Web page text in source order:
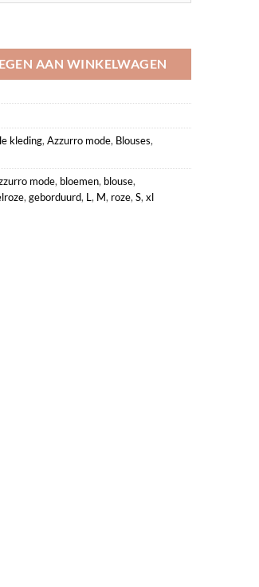
AAN WINKELWAGEN
kleding, Azzurro mode, Blouses,
mode, bloemen, blouse,
, geborduurd, L, M, roze, S, xl